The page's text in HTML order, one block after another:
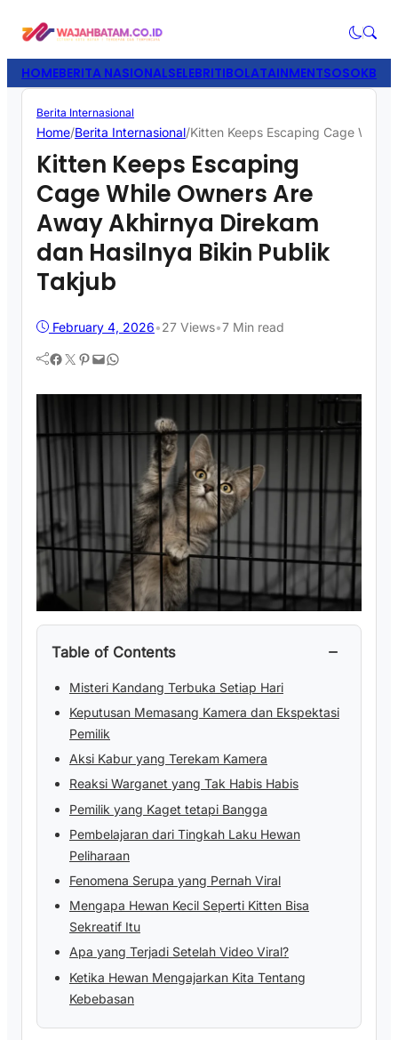
HOMEBERITA NASIONALSELEBRITIBOLATAINMENTSOSOK
Berita Internasional
Home/Berita Internasional/Kitten Keeps Escaping Cage
Kitten Keeps Escaping
Cage While Owners Are
Away Akhirnya Direkam
dan Hasilnya Bikin Publik
Takjub
February 4, 2026•27 Views•7 Min read
Facebook Twitter Pinterest Mail WhatsApp
Table of Contents −
Misteri Kandang Terbuka Setiap Hari
Keputusan Memasang Kamera dan Ekspektasi
Pemilik
Aksi Kabur yang Terekam Kamera
Reaksi Warganet yang Tak Habis Habis
Pemilik yang Kaget tetapi Bangga
Pembelajaran dari Tingkah Laku Hewan
Peliharaan
Fenomena Serupa yang Pernah Viral
Mengapa Hewan Kecil Seperti Kitten Bisa
Sekreatif Itu
Apa yang Terjadi Setelah Video Viral?
Ketika Hewan Mengajarkan Kita Tentang
Kebebasan